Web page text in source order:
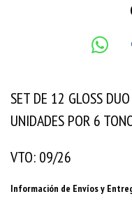
SET DE 12 GLOSS
UNIDADES POR 6
VTO: 09/26
Información de Envíos y